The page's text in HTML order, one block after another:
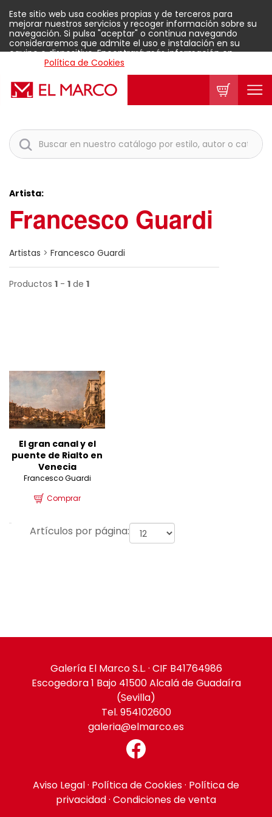
Este sitio web usa cookies propias y de terceros para
mejorar nuestros servicios y recoger información sobre su
navegación. Si pulsa "aceptar" o continua navegando
consideraremos que admite el uso e instalación en su
equipo o dispositivo. Encontrará más información en
Política de Cookies
Aceptar
Artista:
Francesco Guardi
Artistas > Francesco Guardi
Productos 1 - 1 de 1
El gran canal y el
puente de Rialto en
Venecia
Francesco Guardi
Comprar
Artículos por página:
Galería El Marco S.L. · CIF B41764986
Escogedora 1 Bajo 41500 Alcalá de Guadaíra
(Sevilla)
Tel. 954102600
galeria@elmarco.es
Aviso Legal· Política de Cookies· Política de
privacidad· Condiciones de venta